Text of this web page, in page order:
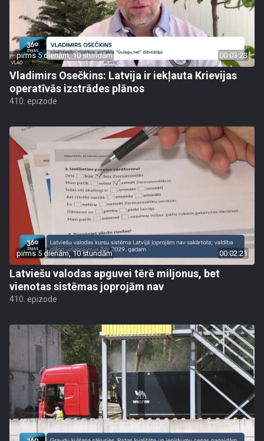
pirms 5 dienām, 10 stundām 00:03:23
Vladimirs Osečkins: Latvija ir iekļauta Krievijas
operatīvās izstrādes plānos
410. epizode
pirms 5 dienām, 10 stundām 00:02:21
Latviešu valodas apguvei tērē miljonus, bet
vienotas sistēmas joprojām nav
410. epizode